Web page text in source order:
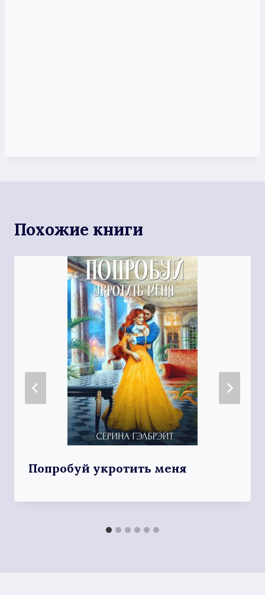
Похожие книги
Попробуй укротить меня